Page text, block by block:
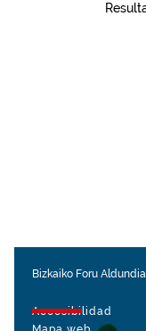
Bizkaiko Foru Aldundia
Accesibilidad